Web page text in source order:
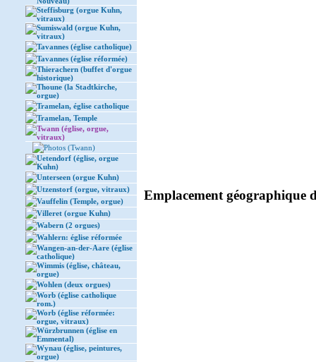
Steffisburg (orgue Kuhn,
vitraux)
Sumiswald (orgue Kuhn,
vitraux)
Tavannes (église catholique)
Tavannes (église réformée)
Thierachern (buffet d'orgue
historique)
Thoune (la Stadtkirche,
orgue)
Tramelan, église catholique
Tramelan, Temple
Twann (église, orgue,
vitraux)
Photos (Twann)
Uetendorf (église, orgue
Kuhn)
Unterseen (orgue Kuhn)
Utzenstorf (orgue, vitraux)
Vauffelin (Temple, orgue)
Villeret (orgue Kuhn)
Wabern (2 orgues)
Wahlern: église réformée
Wangen-an-der-Aare (église
catholique)
Wimmis (église, château,
orgue)
Wohlen (deux orgues)
Worb (église catholique
rom.)
Worb (église réformée:
orgue, vitraux)
Würzbrunnen (église en
Emmental)
Wynau (église, peintures,
orgue)
Emplacement géographique